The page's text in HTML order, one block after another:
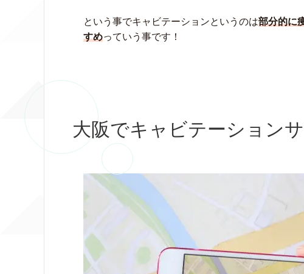
という事でキャビテーションというのは部分的に
すめっていう事です！
大阪でキャビテーション